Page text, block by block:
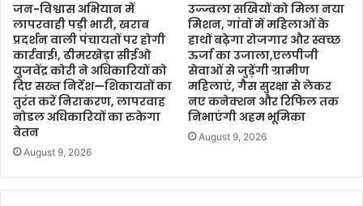
जन-विश्वास अभियान में
लापरवाही पड़ी भारी, खराब
प्रदर्शन वाली पंचायतों पर होगी
कार्रवाई!, ढीमरखेड़ा सीईओ
युजवेंद्र कोरी ने अधिकारियों को
दिए सख्त निर्देश—शिकायतों का
तुरंत करें निराकरण, लापरवाह
नोडल अधिकारियों का रुकेगा
वेतन
August 9, 2026
उज्ज्वला सखियों को मिला नया
मिशन, गांवों में महिलाओं के
हाथों बढ़ेगा रोजगार और स्वच्छ
ऊर्जा का उजाला,एलपीजी
सेवाओं से जुड़ेंगी ग्रामीण
महिलाएं, गैस सुरक्षा से लेकर
नए कनेक्शन और रिफिल तक
निभाएंगी अहम भूमिका
August 9, 2026